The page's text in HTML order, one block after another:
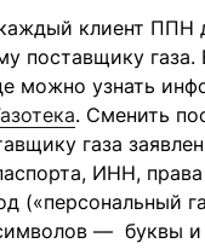
клиент ППН
поставщику
можно узнать
. Сменить
газа
ИНН,
(«персональный
— буквы